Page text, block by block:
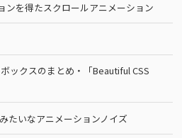
ンを得たスクロールアニメーション
ックスのまとめ・「Beautiful CSS
たいなアニメーションノイズ